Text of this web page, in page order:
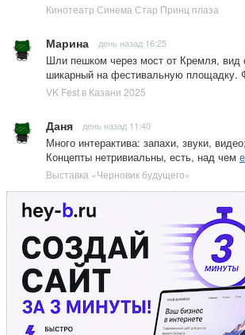
Кинотеатр Синема Стар Принц плаза
Марина день назад 16:25
Шли пешком через мост от Кремля, вид
шикарный на фестивальную площадку.
VK Fest в Казани 2025
Даня день назад 11:40
Много интерактива: запахи, звуки,
Концепты нетривиальны, есть, над чем
Выставка «Черновик будущего»